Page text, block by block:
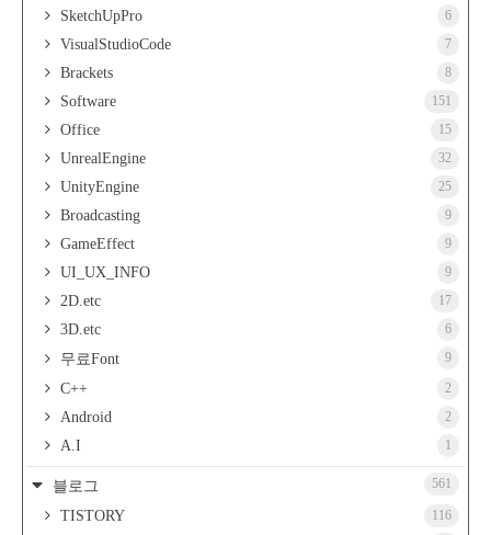
SketchUpPro 6
VisualStudioCode 7
Brackets 8
Software 151
Office 15
UnrealEngine 32
UnityEngine 25
Broadcasting 9
GameEffect 9
UI_UX_INFO 9
2D.etc 17
3D.etc 6
무료Font 9
C++ 2
Android 2
A.I 1
블로그 561
TISTORY 116